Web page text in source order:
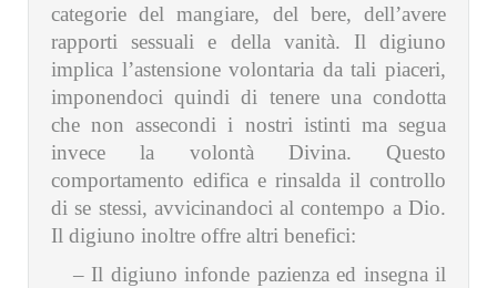
categorie del mangiare, del bere, dell’avere
rapporti sessuali e della vanità. Il digiuno
implica l’astensione volontaria da tali piaceri,
imponendoci quindi di tenere una condotta
che non assecondi i nostri istinti ma segua
invece la volontà Divina. Questo
comportamento edifica e rinsalda il controllo
di se stessi, avvicinandoci al contempo a Dio.
Il digiuno inoltre offre altri benefici:
– Il digiuno infonde pazienza ed insegna il